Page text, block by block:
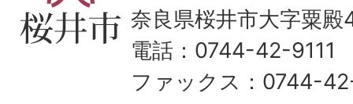
奈良県桜井市大字粟
電話：0744-42-9111
ファックス：0744-